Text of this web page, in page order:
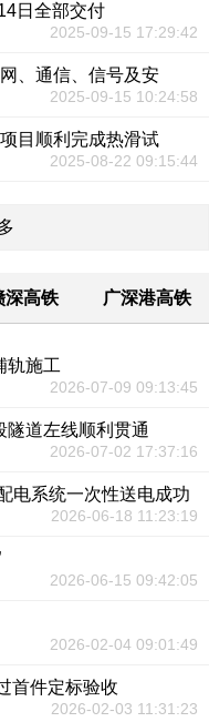
日全部交付
2025-09-15 17:29:42
、通信、信号及安
2025-09-15 10:24:58
目顺利完成热滑试
2025-08-22 09:15:44
深高铁 广深港高铁
轨施工
2026-07-09 09:13:45
隧道左线顺利贯通
2026-07-02 17:37:16
电系统一次性送电成功
2026-06-18 11:23:19
2026-06-15 09:42:05
2026-02-04 09:01:49
首件定标验收
2026-02-03 11:31:23